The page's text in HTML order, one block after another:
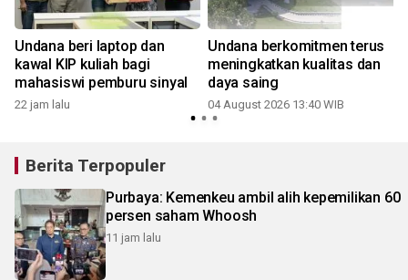
Undana beri laptop dan
kawal KIP kuliah bagi
mahasiswi pemburu sinyal
22 jam lalu
Undana berkomitmen terus
meningkatkan kualitas dan
daya saing
04 August 2026 13:40 WIB
Berita Terpopuler
Purbaya: Kemenkeu ambil alih kepemilikan 60
persen saham Whoosh
11 jam lalu